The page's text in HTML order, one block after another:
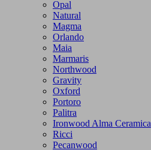
Opal
Natural
Magma
Orlando
Maia
Marmaris
Northwood
Gravity
Oxford
Portoro
Palitra
Ironwood Alma Ceramica
Ricci
Pecanwood